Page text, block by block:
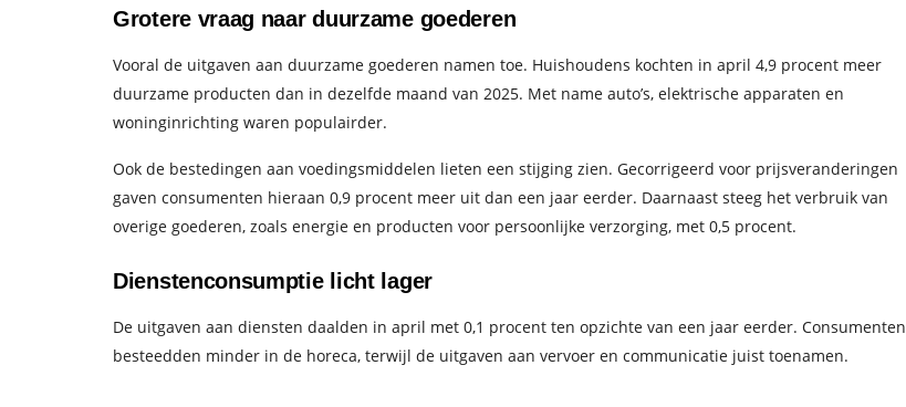
Grotere vraag naar duurzame goederen
Vooral de uitgaven aan duurzame goederen namen toe. Huishoudens kochten in april 4,9 procent meer
duurzame producten dan in dezelfde maand van 2025. Met name auto’s, elektrische apparaten en
woninginrichting waren populairder.
Ook de bestedingen aan voedingsmiddelen lieten een stijging zien. Gecorrigeerd voor prijsveranderingen
gaven consumenten hieraan 0,9 procent meer uit dan een jaar eerder. Daarnaast steeg het verbruik van
overige goederen, zoals energie en producten voor persoonlijke verzorging, met 0,5 procent.
Dienstenconsumptie licht lager
De uitgaven aan diensten daalden in april met 0,1 procent ten opzichte van een jaar eerder. Consumenten
besteedden minder in de horeca, terwijl de uitgaven aan vervoer en communicatie juist toenamen.